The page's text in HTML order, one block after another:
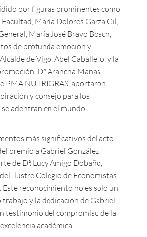
por figuras prominentes como
Facultad, María Dolores Garza Gil,
María José Bravo Bosch,
de profunda emoción y
de Vigo, Abel Caballero, y la
Dª. Arancha Mañas
PMA NUTRIGRAS, aportaron
y consejo para los
adentran en el mundo
más significativos del acto
premio a Gabriel González
de Dª. Lucy Amigo Dobaño,
Ilustre Colegio de Economistas
Este reconocimiento no es solo un
y la dedicación de Gabriel,
testimonio del compromiso de la
académica.